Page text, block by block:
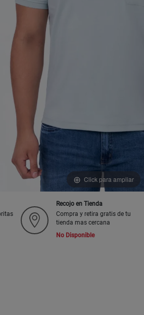
Click para ampliar
Recojo en Tienda
Compra y retira gratis de tu
tienda mas cercana
No Disponible